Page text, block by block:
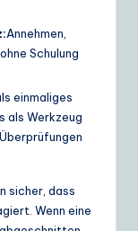
Annehmen,
Schulung
einmaliges
als Werkzeug
sicher, dass
Wenn eine